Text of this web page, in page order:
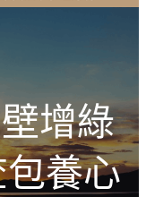
增綠
養心